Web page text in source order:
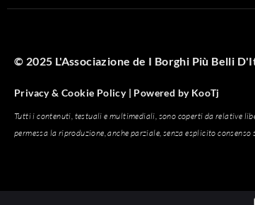
© 2025 L'Associazione de I Borghi Più Belli
Privacy & Cookie Policy | Powered byKooTj
Tutti i contenuti, testuali e multimediali, sono coperti da relative
permessa la riproduzione, anche parziale, senza esplicito consenso